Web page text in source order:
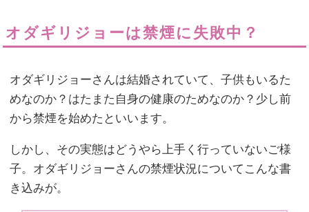
オダギリジョーは禁煙に失敗中？
オダギリジョーさんは結婚されていて、子供もいるた
めなのか？はたまた自身の健康のためなのか？少し前
から禁煙を始めたといいます。
しかし、その実態はどうやら上手く行っていないご様
子。オダギリジョーさんの禁煙状況についてこんな書
き込みが。